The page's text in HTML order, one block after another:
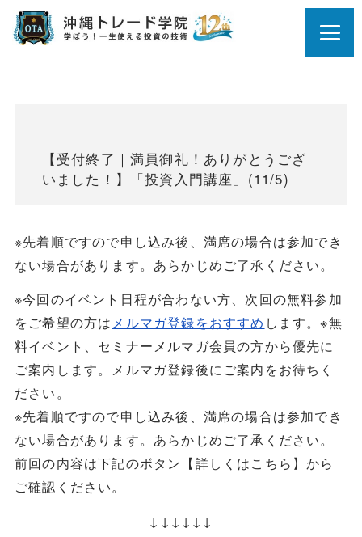
【受付終了｜満員御礼！ありがとうござ
いました！】「投資入門講座」(11/5)
※先着順ですので申し込み後、満席の場合は参加でき
ない場合があります。あらかじめご了承ください。
※今回のイベント日程が合わない方、次回の無料参加
をご希望の方はメルマガ登録をおすすめ します。※無
料イベント、セミナーメルマガ会員の方から優先に
ご案内します。メルマガ登録後にご案内をお待ちく
ださい。
※先着順ですので申し込み後、満席の場合は参加でき
ない場合があります。あらかじめご了承ください。
前回の内容は下記のボタン【詳しくはこちら】から
ご確認ください。
↓↓↓↓↓↓